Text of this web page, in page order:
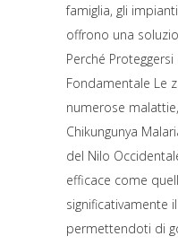
famiglia, gli
offrono una
Perché
Fondamentale Le
numerose
Chikungunya
del Nilo
efficace come
significativamente
permettendoti di